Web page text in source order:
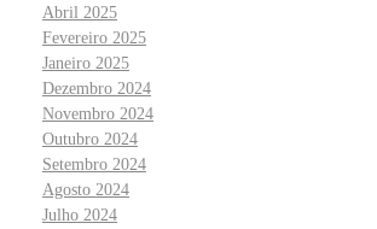
Abril 2025
Fevereiro 2025
Janeiro 2025
Dezembro 2024
Novembro 2024
Outubro 2024
Setembro 2024
Agosto 2024
Julho 2024